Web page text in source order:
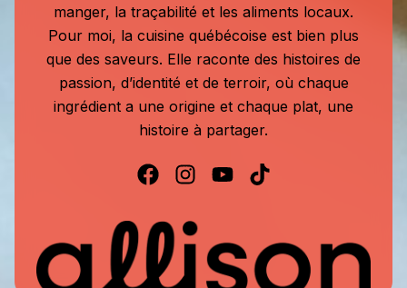
manger, la traçabilité et les aliments locaux.
Pour moi, la cuisine québécoise est bien plus
que des saveurs. Elle raconte des histoires de
passion, d’identité et de terroir, où chaque
ingrédient a une origine et chaque plat, une
histoire à partager.